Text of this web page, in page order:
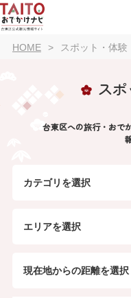
HOME スポット・体験
ス
台東区への旅行・おで
カテゴリを選択
エリアを選択
現在地からの距離を選択